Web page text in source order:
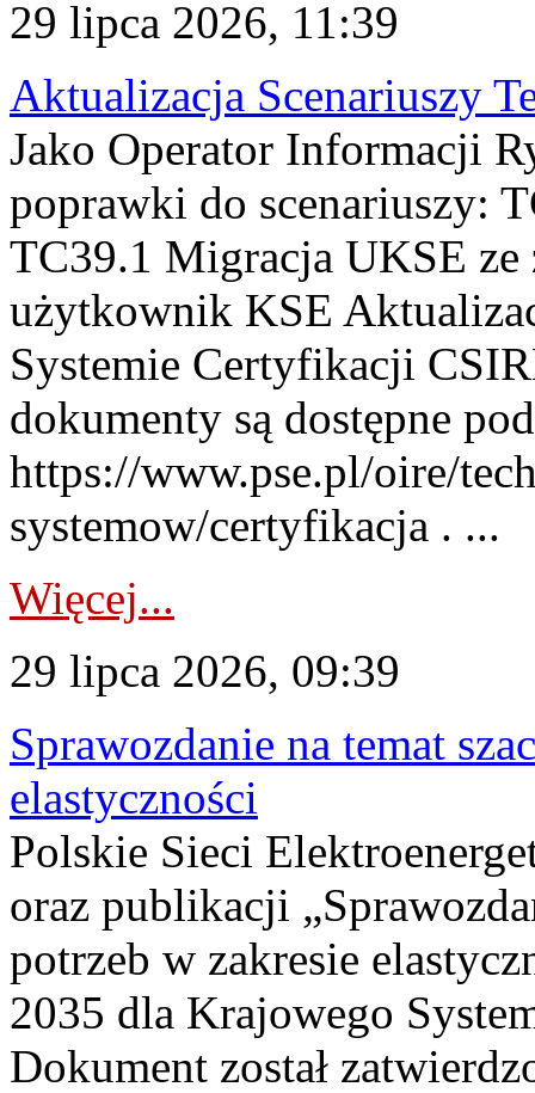
29 lipca 2026, 11:39
Aktualizacja Scenariuszy
Jako Operator Informacji
poprawki do scenariuszy:
TC39.1 Migracja UKSE
użytkownik KSE
Systemie Certyfikacji
dokumenty są dostępne
https://www.pse.pl/oire/
systemow/certyfikacja . ...
Więcej...
29 lipca 2026, 09:39
Sprawozdanie na temat
elastyczności
Polskie Sieci
oraz publikacji
potrzeb w zakresie
2035 dla Krajowego
Dokument został